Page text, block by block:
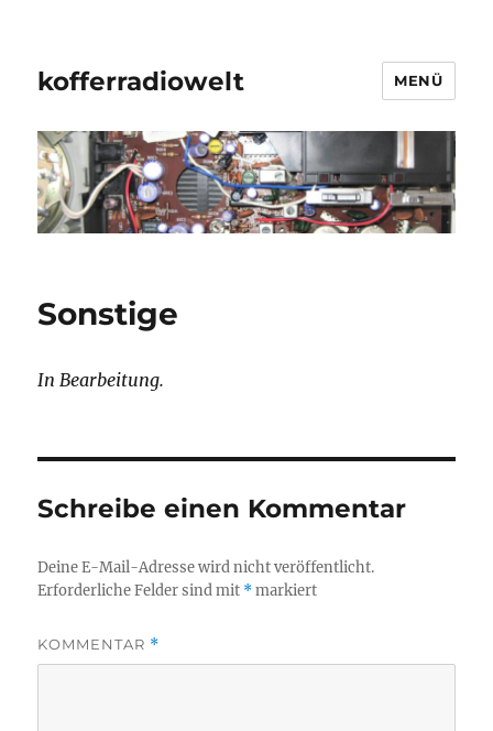
kofferradiowelt MENÜ
Sonstige
In Bearbeitung.
Schreibe einen Kommentar
Deine E-Mail-Adresse wird nicht veröffentlicht.
Erforderliche Felder sind mit *markiert
KOMMENTAR *